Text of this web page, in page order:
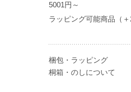
5001円～
ラッピング可能商品（＋
梱包・ラッピング
桐箱・のしについて